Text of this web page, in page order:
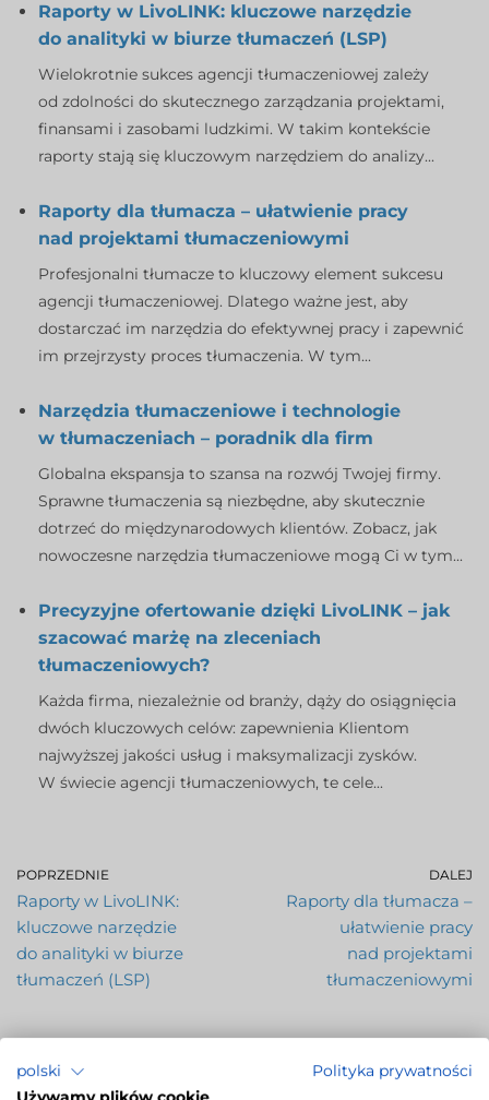
Raporty w LivoLINK: kluczowe narzędzie
do analityki w biurze tłumaczeń (LSP)
Wielokrotnie sukces agencji tłumaczeniowej zależy
od zdolności do skutecznego zarządzania projektami,
finansami i zasobami ludzkimi. W takim kontekście
raporty stają się kluczowym narzędziem do analizy...
Raporty dla tłumacza – ułatwienie pracy
nad projektami tłumaczeniowymi
Profesjonalni tłumacze to kluczowy element sukcesu
agencji tłumaczeniowej. Dlatego ważne jest, aby
dostarczać im narzędzia do efektywnej pracy i zapewnić
im przejrzysty proces tłumaczenia. W tym...
Narzędzia tłumaczeniowe i technologie
w tłumaczeniach – poradnik dla firm
Globalna ekspansja to szansa na rozwój Twojej firmy.
Sprawne tłumaczenia są niezbędne, aby skutecznie
dotrzeć do międzynarodowych klientów. Zobacz, jak
nowoczesne narzędzia tłumaczeniowe mogą Ci w tym...
Precyzyjne ofertowanie dzięki LivoLINK – jak
szacować marżę na zleceniach
tłumaczeniowych?
Każda firma, niezależnie od branży, dąży do osiągnięcia
dwóch kluczowych celów: zapewnienia Klientom
najwyższej jakości usług i maksymalizacji zysków.
W świecie agencji tłumaczeniowych, te cele...
POPRZEDNIE
Raporty w LivoLINK:
kluczowe narzędzie
do analityki w biurze
tłumaczeń (LSP)
DALEJ
Raporty dla tłumacza –
ułatwienie pracy
nad projektami
tłumaczeniowymi
polski
Polityka prywatności